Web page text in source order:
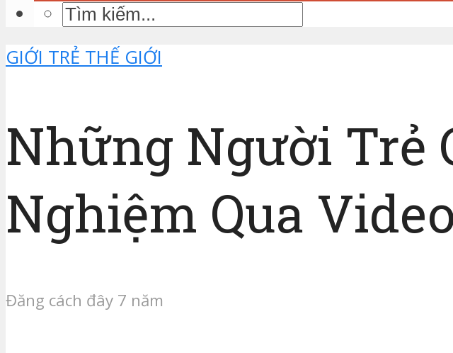
GIỚI TRẺ THẾ GIỚI
Những Người Trẻ
Nghiệm Qua Video
Đăng cách đây 7 năm